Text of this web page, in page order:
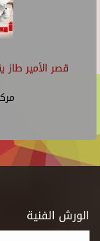
قصر الأمير طاز
الورش الفنية